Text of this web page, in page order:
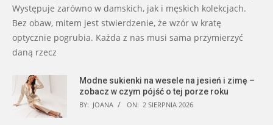
Występuje zarówno w damskich, jak i męskich kolekcjach.
Bez obaw, mitem jest stwierdzenie, że wzór w kratę
optycznie pogrubia. Każda z nas musi sama przymierzyć
daną rzecz
Modne sukienki na wesele na jesień i zimę –
zobacz w czym pójść o tej porze roku
BY: JOANA ON: 2 SIERPNIA 2026